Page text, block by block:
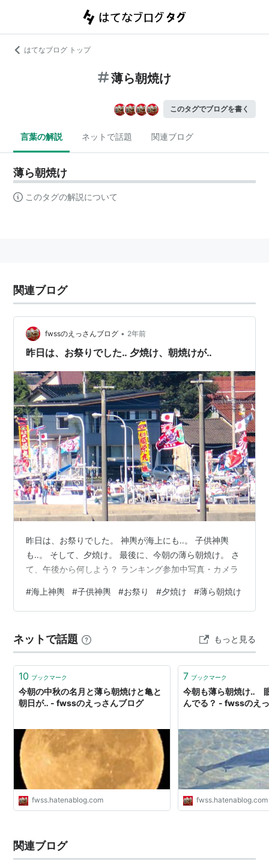
はてなブログ トップ
薄ら朝焼け
このタグでブログを書く
言葉の解説 ネットで話題 関連ブログ
薄ら朝焼け
このタグの解説について
関連ブログ
fwssのえっさんブログ • 2年前
昨日は、お祭りでした‥ 夕焼け、朝焼けが‥
昨日は、お祭りでした。 神輿が海上にも‥。 子供神輿
も‥。 そして、夕焼け。 最後に、今朝の薄ら朝焼け。 さ
て、午後から何しよう？ ランキング参加中写真・カメラ
#海上神輿 #子供神輿 #お祭り #夕焼け #薄ら朝焼け
ネットで話題 もっと見る
10 ブックマーク
今朝の中秋の名月と薄ら朝焼けと亀と
朝日が‥ - fwssのえっさんブログ
fwss.hatenablog.com
7 ブックマーク
今朝も薄ら朝焼け‥
んでる？ - fwssのえ
fwss.hatenablog.com
関連ブログ